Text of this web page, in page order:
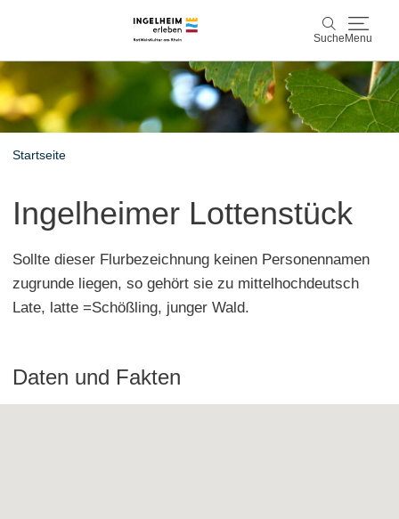
Suche Menu
Suche
Entdecken & Erleben
Info & Service
Unterkünfte
Startseite
Ingelheimer Lottenstück
Sollte dieser Flurbezeichnung keinen Personennamen
zugrunde liegen, so gehört sie zu mittelhochdeutsch
Late, latte =Schößling, junger Wald.
Daten und Fakten